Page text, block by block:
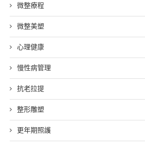
微整療程
微整美塑
心理健康
慢性病管理
抗老拉提
整形雕塑
更年期照護